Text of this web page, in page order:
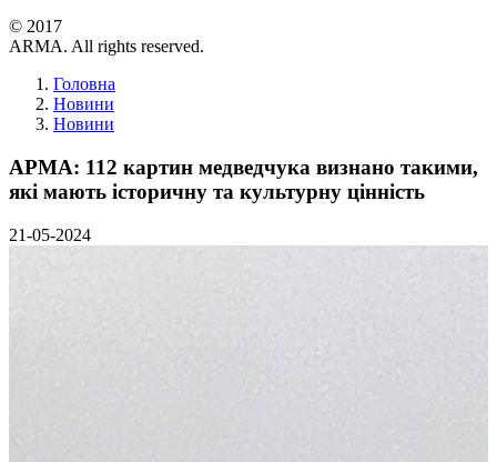
© 2017
ARMA. All rights reserved.
Головна
Новини
Новини
АРМА: 112 картин медведчука визнано такими,
які мають історичну та культурну цінність
21-05-2024